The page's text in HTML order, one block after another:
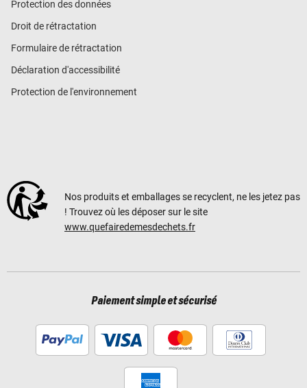
Protection des données
Droit de rétractation
Formulaire de rétractation
Déclaration d'accessibilité
Protection de l'environnement
Nos produits et emballages se recyclent, ne les jetez pas
! Trouvez où les déposer sur le site
www.quefairedemesdechets.fr
Paiement simple et sécurisé